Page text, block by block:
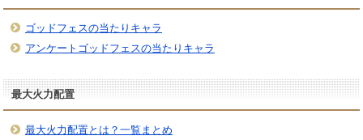
ゴッドフェスの当たりキャラ
アンケートゴッドフェスの当たりキャラ
最大火力配置
最大火力配置とは？一覧まとめ